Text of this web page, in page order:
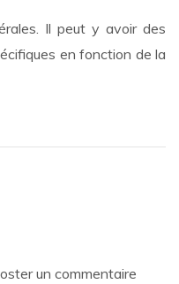
Il peut y avoir des
en fonction de la
un commentaire